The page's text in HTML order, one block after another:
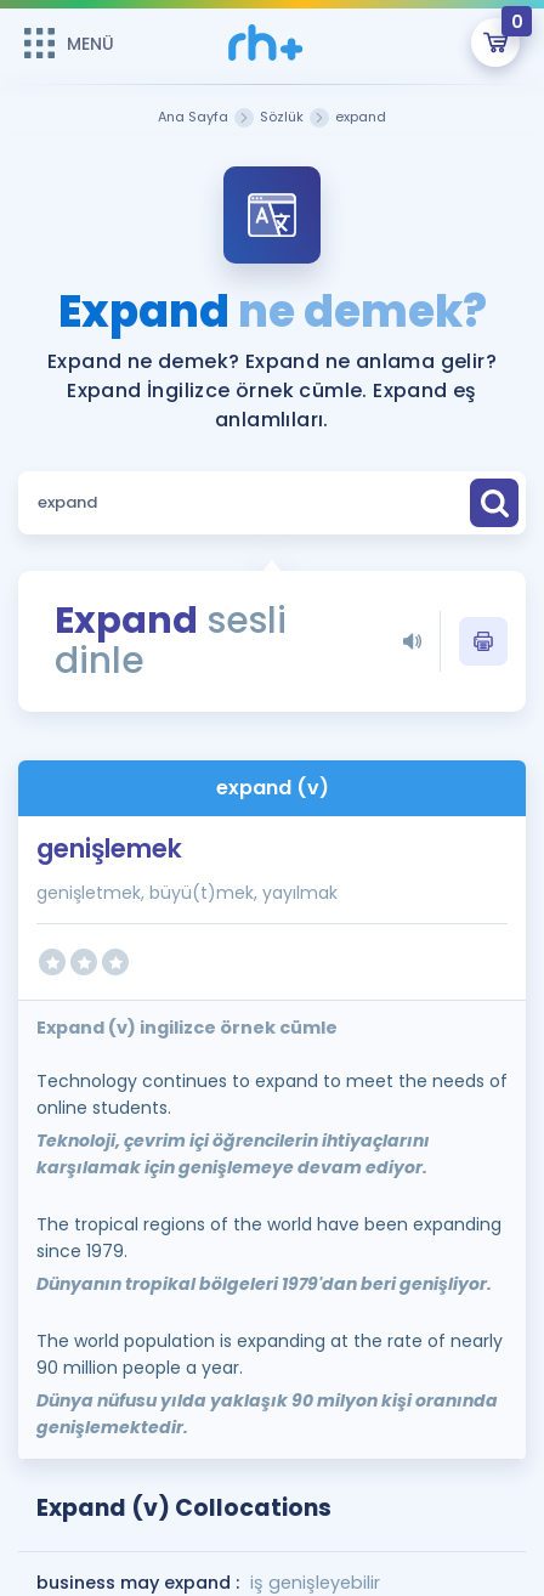
MENÜ
0
ÜYE DEĞİLİM
Sepetin Şu An Boş.
Remzi Hoca ile seni sınava hazırlayacak onlarca eğitim seni
bekliyor!
MENÜ
Katılımcı Görüşleri
Faydalı Araçlar
Sözlük
Rehberlik Aracı
ÖSYM Sınav Takvimi
İngilizce Gramer
Hakkımızda
Ana Sayfa Sözlük expand
Expand ne demek?
Expand ne demek? Expand ne anlama gelir?
Expand İngilizce örnek cümle. Expand eş
anlamlıları.
Expand sesli
dinle
expand (v)
genişlemek
genişletmek, büyü(t)mek, yayılmak
Expand (v) ingilizce örnek cümle
Technology continues to expand to meet the needs of
online students.
Teknoloji, çevrim içi öğrencilerin ihtiyaçlarını
karşılamak için genişlemeye devam ediyor.
The tropical regions of the world have been expanding
since 1979.
Dünyanın tropikal bölgeleri 1979'dan beri genişliyor.
The world population is expanding at the rate of nearly
90 million people a year.
Dünya nüfusu yılda yaklaşık 90 milyon kişi oranında
genişlemektedir.
Expand (v) Collocations
business may expand : iş genişleyebilir